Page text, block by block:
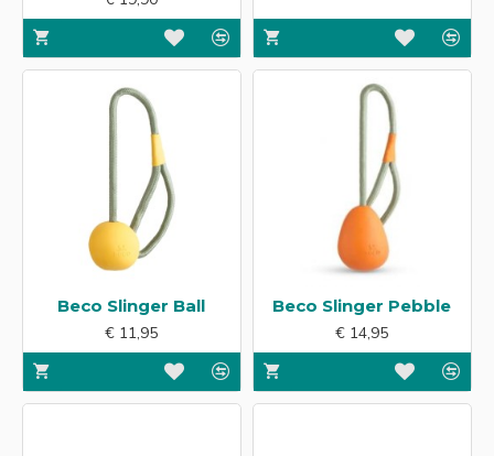
Beco Slinger Ball
€ 11,95
Beco Slinger Pebble
€ 14,95